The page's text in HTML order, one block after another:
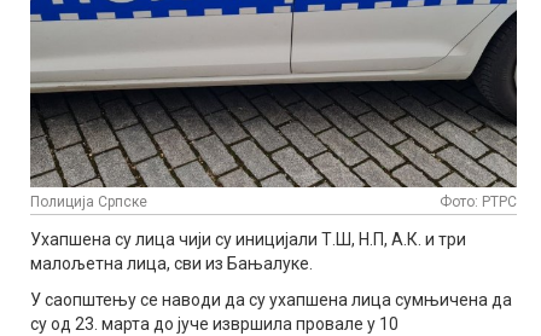
Полиција Српске Фото: РТРС
Ухапшена су лица чији су иницијали Т.Ш, Н.П, А.К. и три
малољетна лица, сви из Бањалуке.
У саопштењу се наводи да су ухапшена лица сумњичена да
су од 23. марта до јуче извршила провале у 10